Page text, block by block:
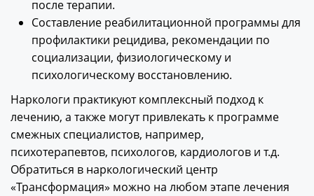
после терапии.
Составление реабилитационной программы для
профилактики рецидива, рекомендации по
социализации, физиологическому и
психологическому восстановлению.
Наркологи практикуют комплексный подход к
лечению, а также могут привлекать к программе
смежных специалистов, например,
психотерапевтов, психологов, кардиологов и т.д.
Обратиться в наркологический центр
«Трансформация» можно на любом этапе лечения